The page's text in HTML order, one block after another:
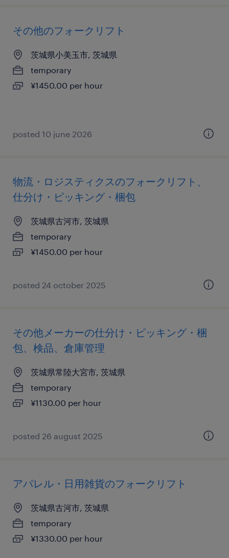
その他のフォークリフト
茨城県小美玉市, 茨城県
temporary
¥1450.00 per hour
posted 10 june 2026
物流・ロジスティクスのフォークリフト、
仕分け・ピッキング・梱包
茨城県古河市, 茨城県
temporary
¥1450.00 per hour
posted 24 october 2025
その他メーカーの仕分け・ピッキング・梱
包、検品、倉庫管理
茨城県常陸大宮市, 茨城県
temporary
¥1130.00 per hour
posted 26 august 2025
アパレル・日用雑貨のフォークリフト
茨城県古河市, 茨城県
temporary
¥1330.00 per hour